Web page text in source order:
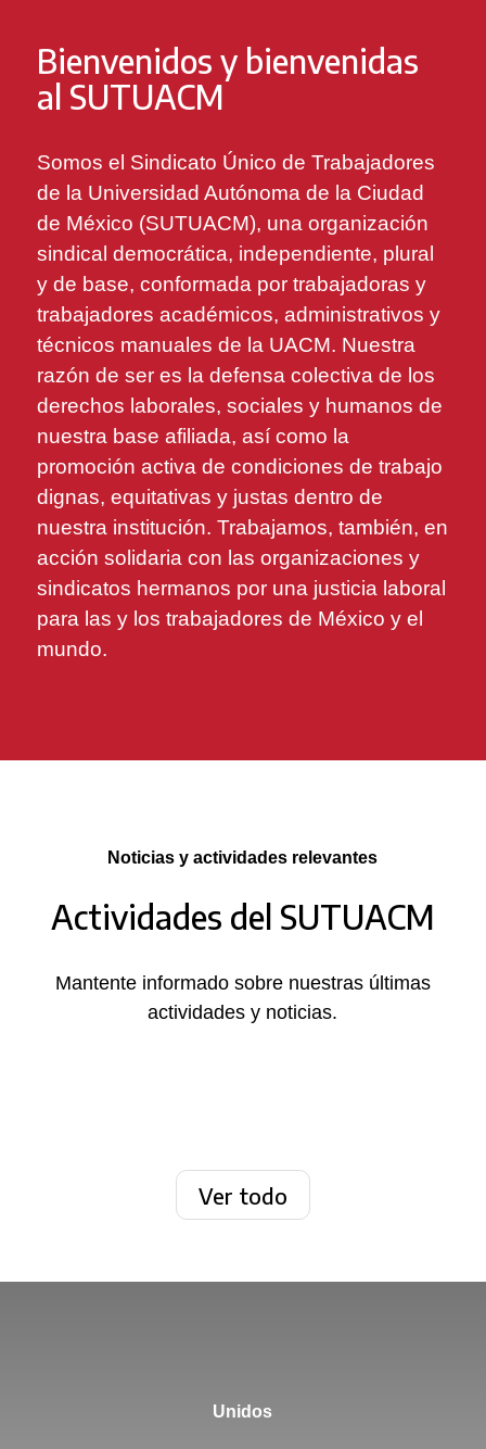
Bienvenidos y bienvenidas
al SUTUACM
Somos el Sindicato Único de Trabajadores
de la Universidad Autónoma de la Ciudad
de México (SUTUACM), una organización
sindical democrática, independiente, plural
y de base, conformada por trabajadoras y
trabajadores académicos, administrativos y
técnicos manuales de la UACM. Nuestra
razón de ser es la defensa colectiva de los
derechos laborales, sociales y humanos de
nuestra base afiliada, así como la
promoción activa de condiciones de trabajo
dignas, equitativas y justas dentro de
nuestra institución. Trabajamos, también, en
acción solidaria con las organizaciones y
sindicatos hermanos por una justicia laboral
para las y los trabajadores de México y el
mundo.
Noticias y actividades relevantes
Actividades del SUTUACM
Mantente informado sobre nuestras últimas
actividades y noticias.
Ver todo
Unidos